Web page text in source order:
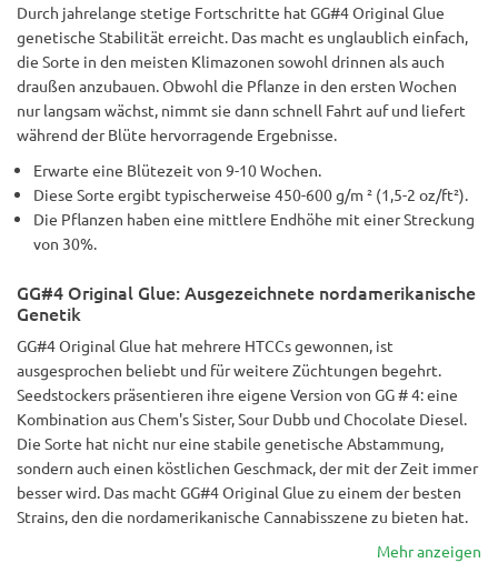
Durch jahrelange stetige Fortschritte hat GG#4 Original Glue
genetische Stabilität erreicht. Das macht es unglaublich einfach,
die Sorte in den meisten Klimazonen sowohl drinnen als auch
draußen anzubauen. Obwohl die Pflanze in den ersten Wochen
nur langsam wächst, nimmt sie dann schnell Fahrt auf und liefert
während der Blüte hervorragende Ergebnisse.
Erwarte eine Blütezeit von 9-10 Wochen.
Diese Sorte ergibt typischerweise 450-600 g/m ² (1,5-2 oz/ft²).
Die Pflanzen haben eine mittlere Endhöhe mit einer Streckung
von 30%.
GG#4 Original Glue: Ausgezeichnete nordamerikanische
Genetik
GG#4 Original Glue hat mehrere HTCCs gewonnen, ist
ausgesprochen beliebt und für weitere Züchtungen begehrt.
Seedstockers präsentieren ihre eigene Version von GG # 4: eine
Kombination aus Chem's Sister, Sour Dubb und Chocolate Diesel.
Die Sorte hat nicht nur eine stabile genetische Abstammung,
sondern auch einen köstlichen Geschmack, der mit der Zeit immer
besser wird. Das macht GG#4 Original Glue zu einem der besten
Strains, den die nordamerikanische Cannabisszene zu bieten hat.
Mehr anzeigen